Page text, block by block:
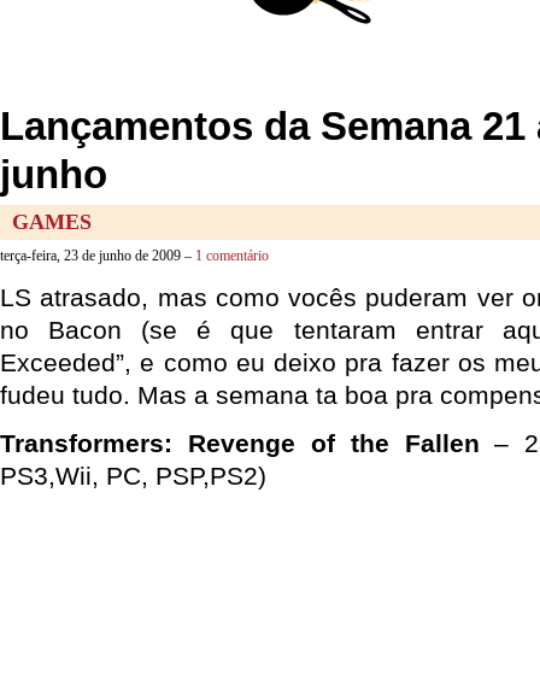
Lançamentos da Semana 21
junho
GAMES
terça-feira, 23 de junho de 2009 – 1 comentário
LS atrasado, mas como vocês puderam ver
no Bacon (se é que tentaram entrar
Exceeded”, e como eu deixo pra fazer os
fudeu tudo. Mas a semana ta boa pra
Transformers: Revenge of the Fallen –
PS3,Wii, PC, PSP,PS2)